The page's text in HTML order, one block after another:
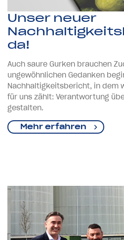
Unser neuer
da!
Auch saure Gurken brauchen
ungewöhnlichen Gedanken
Nachhaltigkeitsbericht, in dem
für uns zählt: Verantwortung
gestalten.
Mehr erfahren